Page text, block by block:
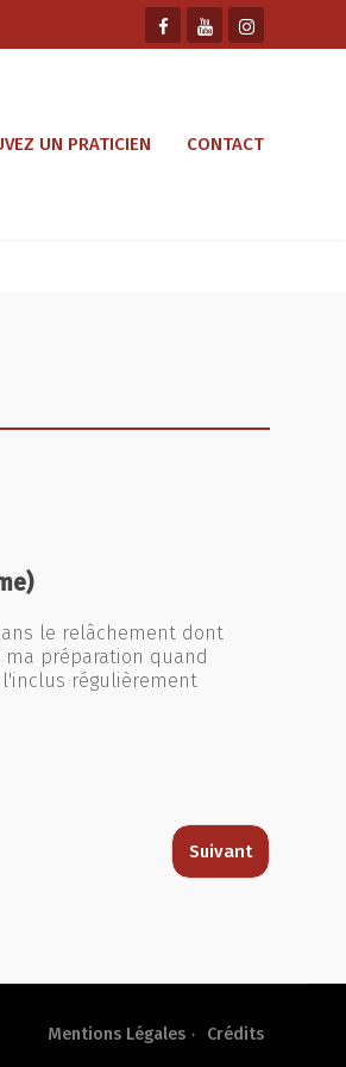
UN PRATICIEN CONTACT
le relâchement dont
ma préparation quand
régulièrement
Suivant
Mentions Légales Crédits